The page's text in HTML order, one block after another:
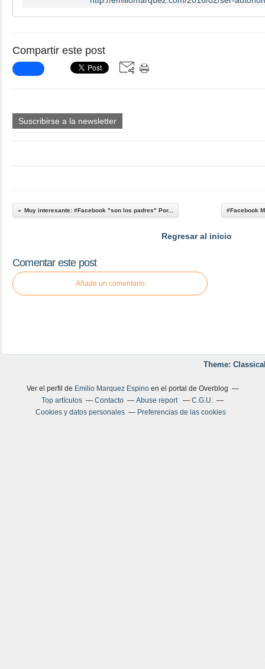
Compartir este post
Suscribirse a la newsletter
Muy interesante: #Facebook "son los padres" Por... #Facebook
Regresar al inicio
Comentar este post
Añade un comentario
Theme:
Ver el perfil de Emilio Marquez Espinoen el portal de Overblog
Top artículos
Contacto Abuse report
C.G.U.
Cookies y datos personales
Preferencias de las cookies